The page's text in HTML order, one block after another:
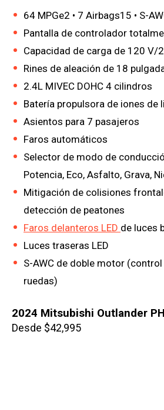
64 MPGe2 • 7 Airbags15 • S-
Pantalla de controlador
Capacidad de carga de 120 V/
Rines de aleación de 18
2.4L MIVEC DOHC 4 cilindros
Batería propulsora de iones de
Asientos para 7 pasajeros
Faros automáticos
Selector de modo de
Potencia, Eco, Asfalto, Grava,
Mitigación de colisiones
detección de peatones
Faros delanteros LED de luces
Luces traseras LED
S-AWC de doble motor
ruedas)
2024 Mitsubishi Outlander
Desde $42,995